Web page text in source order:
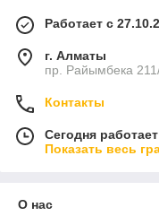
Работает с
г. Алматы
пр. Райымбека
Контакты
Сегодня
Показать весь
О нас